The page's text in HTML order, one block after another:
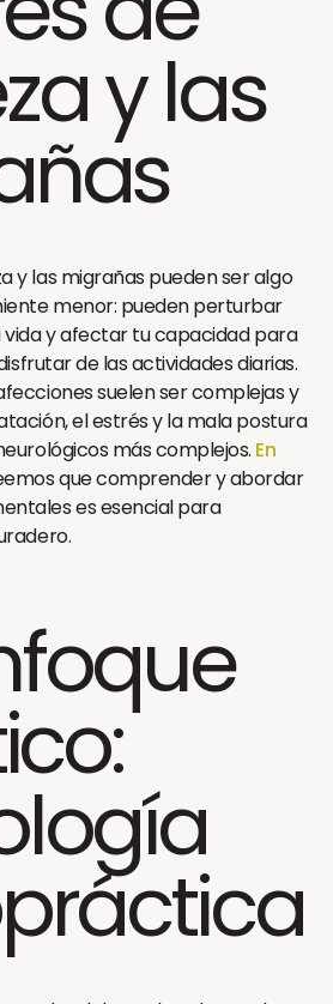
y las
y las migrañas pueden ser algo
menor: pueden perturbar
y afectar tu capacidad para
de las actividades diarias.
suelen ser complejas y
el estrés y la mala postura
más complejos. En
que comprender y abordar
es esencial para